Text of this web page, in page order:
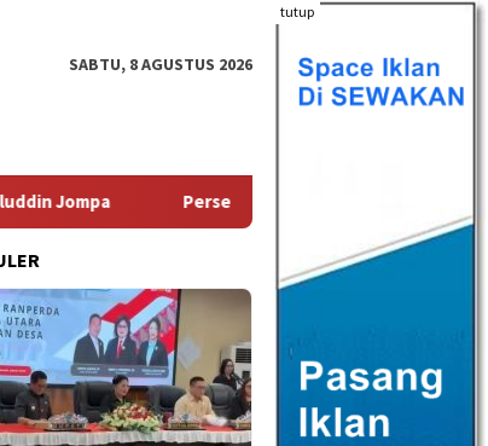
tutup
SABTU, 8 AGUSTUS 2026
Persentase Penduduk Miskin Turun, Sulut